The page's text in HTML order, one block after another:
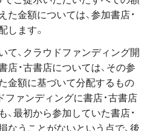
た金額については、参加書店・
します。
て、クラウドファンディング開
・古書店については、その参
金額に基づいて分配するもの
ファンディングに書店・古書店
最初から参加していた書店・
なうことがないという点で、後